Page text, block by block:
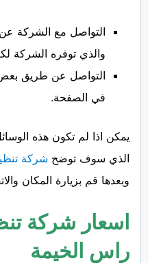
التواصل مع الشركة
والذي توفره الشركة
التواصل عن طريق بعض
في الصفحة.
يمكن اذا لم تكون هذه
الذي سوف توضح شركة
وبعدها قم بزيارة المكان
اسعار شركة
راس الخيمة